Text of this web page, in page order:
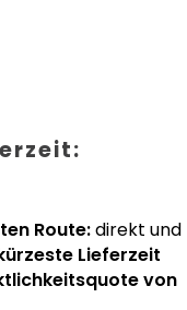
Route:direkt und
Lieferzeit
von